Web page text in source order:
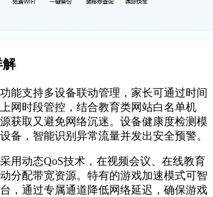
解
功能支持多设备联动管理，家长可通过时间
网时段管控，结合教育类网站白名单机
获取又避免网络沉迷。设备健康度检测模
备，智能识别异常流量并发出安全预警。
采用动态QoS技术，在视频会议、在线教育
分配带宽资源。特有的游戏加速模式可智
，通过专属通道降低网络延迟，确保游戏